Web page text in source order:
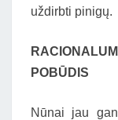
uždirbti pinigų.
POBŪDIS
Nūnai jau